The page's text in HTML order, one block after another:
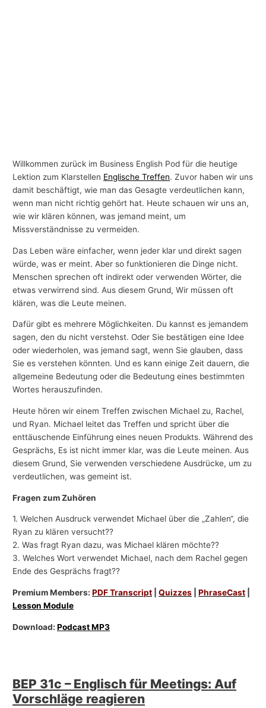
Willkommen zurück im Business English Pod für die heutige
Lektion zum Klarstellen Englische Treffen. Zuvor haben wir uns
damit beschäftigt, wie man das Gesagte verdeutlichen kann,
wenn man nicht richtig gehört hat. Heute schauen wir uns an,
wie wir klären können, was jemand meint, um
Missverständnisse zu vermeiden.
Das Leben wäre einfacher, wenn jeder klar und direkt sagen
würde, was er meint. Aber so funktionieren die Dinge nicht.
Menschen sprechen oft indirekt oder verwenden Wörter, die
etwas verwirrend sind. Aus diesem Grund, Wir müssen oft
klären, was die Leute meinen.
Dafür gibt es mehrere Möglichkeiten. Du kannst es jemandem
sagen, den du nicht verstehst. Oder Sie bestätigen eine Idee
oder wiederholen, was jemand sagt, wenn Sie glauben, dass
Sie es verstehen könnten. Und es kann einige Zeit dauern, die
allgemeine Bedeutung oder die Bedeutung eines bestimmten
Wortes herauszufinden.
Heute hören wir einem Treffen zwischen Michael zu, Rachel,
und Ryan. Michael leitet das Treffen und spricht über die
enttäuschende Einführung eines neuen Produkts. Während des
Gesprächs, Es ist nicht immer klar, was die Leute meinen. Aus
diesem Grund, Sie verwenden verschiedene Ausdrücke, um zu
verdeutlichen, was gemeint ist.
Fragen zum Zuhören
1. Welchen Ausdruck verwendet Michael über die „Zahlen“, die
Ryan zu klären versucht??
2. Was fragt Ryan dazu, was Michael klären möchte??
3. Welches Wort verwendet Michael, nach dem Rachel gegen
Ende des Gesprächs fragt??
Premium Members:PDF Transcript |Quizzes |PhraseCast
Lesson Module
Download:Podcast MP3
BEP 31c – Englisch für Meetings: Auf
Vorschläge reagieren